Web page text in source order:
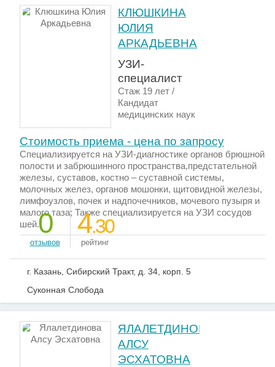
КЛЮШКИНА
ЮЛИЯ
АРКАДЬЕВНА
УЗИ-
специалист
Стаж 19 лет /
Кандидат
медицинских наук
Стоимость приема - цена по запросу
Специализируется на УЗИ-диагностике органов брюшной
полости и забрюшинного пространства,предстательной
железы, суставов, костно – суставной системы,
молочных желез, органов мошонки, щитовидной железы,
лимфоузлов, почек и надпочечников, мочевого пузыря и
малого таза; Также специализируется на УЗИ сосудов
шей.0
отзывов
4.30
рейтинг
г. Казань, Сибирский Тракт, д. 34, корп. 5
Суконная Слобода
ЯЛАЛЕТДИНОВА
АЛСУ
ЭСХАТОВНА